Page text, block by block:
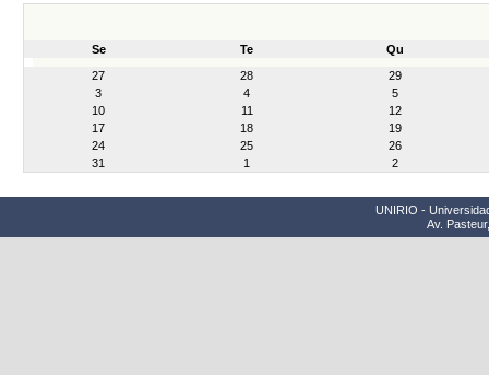
Se Te
Qu
27
28
29
3
4
5
10
11
12
17
18
19
24
25
26
31
1 2
UNIRIO -
Av.